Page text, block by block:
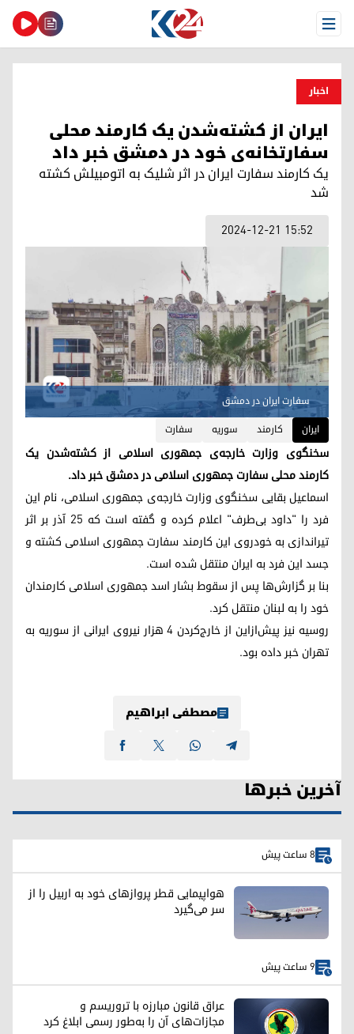
Open Menu
اخبار
ایران از کشته‌شدن یک کارمند محلی
سفارتخانه‌ی خود در دمشق خبر داد
یک کارمند سفارت ایران در اثر شلیک به اتومبیلش کشته
شد
2024-12-21 15:52
سفارت ایران در دمشق
ایران
کارمند سوریه سفارت
سخنگوی وزارت خارجه‌ی جمهوری اسلامی از کشته‌شدن یک
کارمند محلی سفارت جمهوری اسلامی در دمشق خبر داد.
اسماعیل بقایی سخنگوی وزارت خارجه‌ی جمهوری اسلامی، نام این
فرد را "داود بی‌طرف" اعلام کرده و گفته است که ۲۵ آذر بر اثر
تیراندازی به خودروی این کارمند سفارت جمهوری اسلامی کشته و
جسد این فرد به ایران منتقل شده است.
بنا بر گزارش‌ها پس از سقوط بشار اسد جمهوری اسلامی کارمندان
خود را به لبنان منتقل کرد.
روسیه نیز پیش‌ازاین از خارج‌کردن ۴ هزار نیروی ایرانی از سوریه به
تهران خبر داده بود.
مصطفی ابراهیم
آخرین خبرها
8 ساعت پیش
هواپیمایی قطر پروازهای خود به اربیل را از
سر می‌گیرد
9 ساعت پیش
عراق قانون مبارزه با تروریسم و
مجازات‌های آن را به‌طور رسمی ابلاغ کرد